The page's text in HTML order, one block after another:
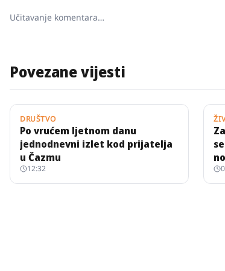
Učitavanje komentara…
Povezane vijesti
DRUŠTVO
Po vrućem ljetnom danu
jednodnevni izlet kod prijatelja
u Čazmu
12:32